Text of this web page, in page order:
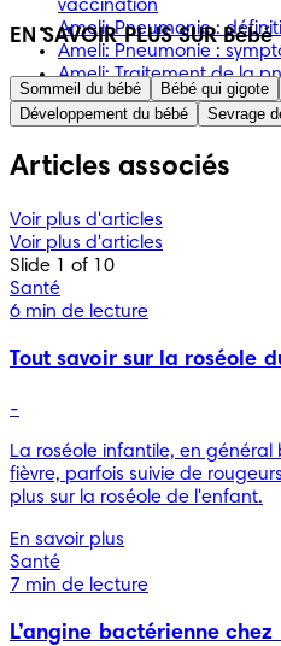
vaccination
Ameli: Pneumonie :
Ameli: Pneumonie :
Ameli: Traitement de la
EN SAVOIR PLUS SUR Bébé
Sommeil du bébé Bébé qui gigote
Développement du bébé
Sevrage
Articles associés
Voir plus d'articles
Voir plus d'articles
Slide 1 of 10
Santé
6 min de lecture
Tout savoir sur la roséole
-
La roséole infantile, en
fièvre, parfois suivie de
plus sur la roséole de l'enfant.
En savoir plus
Santé
7 min de lecture
L’angine bactérienne